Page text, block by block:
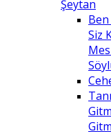
Şeytan
Siz